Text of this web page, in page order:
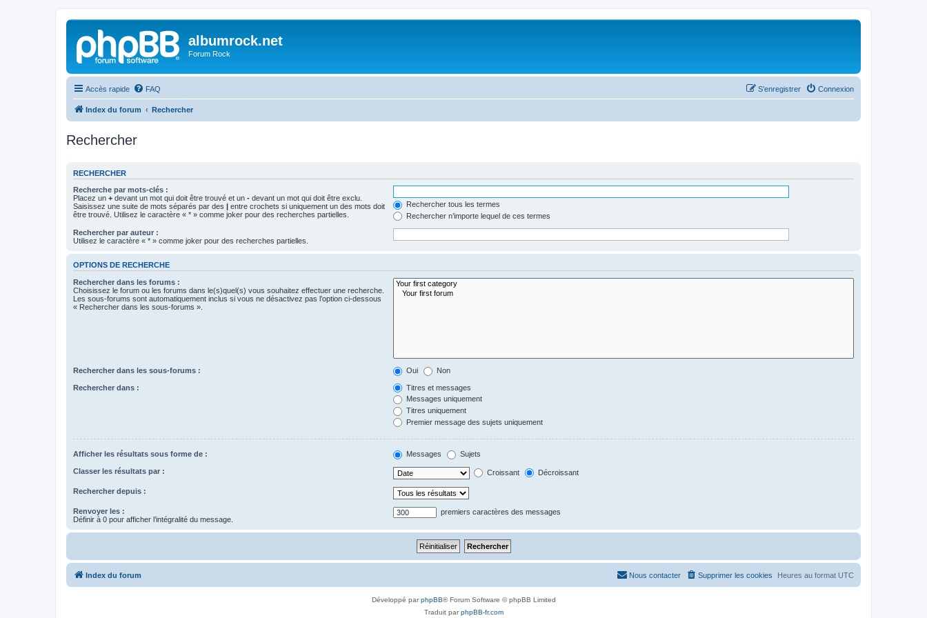
albumrock.net
Forum Rock
Accès rapide FAQ Connexion
S’enregistrer
Index du forum Rechercher
Rechercher
RECHERCHER
Recherche par mots-clés :
Placez un + devant un mot qui doit être trouvé et un - devant un mot qui doit être exclu.
Saisissez une suite de mots séparés par des | entre crochets si uniquement un des mots doit
être trouvé. Utilisez le caractère « * » comme joker pour des recherches partielles.
Rechercher tous les termes
Rechercher n’importe lequel de ces termes
Rechercher par auteur :
Utilisez le caractère « * » comme joker pour des recherches partielles.
OPTIONS DE RECHERCHE
Rechercher dans les forums :
Choisissez le forum ou les forums dans le(s)quel(s) vous souhaitez effectuer une recherche.
Les sous-forums sont automatiquement inclus si vous ne désactivez pas l’option ci-dessous
« Rechercher dans les sous-forums ».
Rechercher dans les sous-forums : Oui Non
Rechercher dans :
Titres et messages
Messages uniquement
Titres uniquement
Premier message des sujets uniquement
Afficher les résultats sous forme de : Messages Sujets
Classer les résultats par : Croissant Décroissant
Rechercher depuis :
Renvoyer les :
Définir à 0 pour afficher l’intégralité du message.
premiers caractères des messages
Index du forum Heures au format UTC
Supprimer les cookies
Nous contacter
Développé parphpBB® Forum Software © phpBB Limited
Traduit parphpBB-fr.com